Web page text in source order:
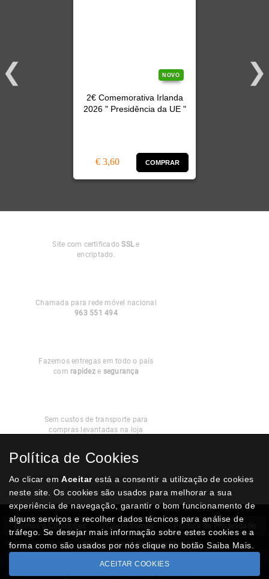
NOVO
2€ Comemorativa Irlanda
2026 " Presidência da UE "
€ 3,60 COMPRAR
Site com certificadoSSLe
encriptado.
Chamada para rede móvel nacional
963 551 494
Fazemos entregas em todo o país
com rapideze segurança
Sem custos de transporte para
compras levantadas na loja
Modos dePagamento
Multibanco, cartão de crédito, Paypal
ou transferência
Termos e Condições Politica de Privacidade
RAL Livro Reclamações
Política de Cookies
Ao clicar emAceitarestá a consentir a utilização de cookies
neste site. Os cookies são usados para melhorar a sua
experiência de navegação, garantir o bom funcionamento de
alguns serviços e recolher dados técnicos para análise de
tráfego. Se desejar mais informação sobre estes cookies e a
forma como são usados por nós clique no botão Saiba Mais.
ACEITAR COOKIES